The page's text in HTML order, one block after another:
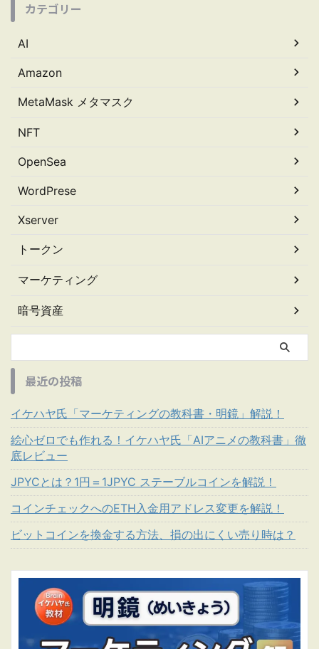
カテゴリー
AI
Amazon
MetaMask メタマスク
NFT
OpenSea
WordPrese
Xserver
トークン
マーケティング
暗号資産
最近の投稿
イケハヤ氏「マーケティングの教科書・明鏡」解説！
絵心ゼロでも作れる！イケハヤ氏「AIアニメの教科書」徹
底レビュー
JPYCとは？1円＝1JPYC ステーブルコインを解説！
コインチェックへのETH入金用アドレス変更を解説！
ビットコインを換金する方法、損の出にくい売り時は？